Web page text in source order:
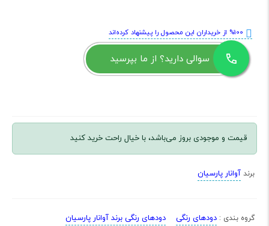
%100 از خریداران این محصول را پیشنهاد کرده‌اند
سوالی دارید؟ از ما بپرسید
قیمت و موجودی بروز می‌باشد، با خیال راحت خرید کنید
برند آوانار پارسیان
گروه بندی : دودهای رنگی دودهای رنگی برند آوانار پارسیان